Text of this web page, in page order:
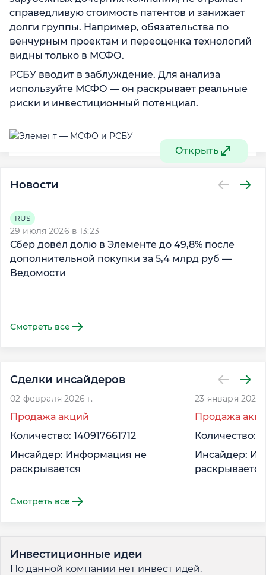
справедливую стоимость патентов и занижает
долги группы. Например, обязательства по
венчурным проектам и переоценка технологий
видны только в МСФО.
РСБУ вводит в заблуждение. Для анализа
используйте МСФО — он раскрывает реальные
риски и инвестиционный потенциал.
Открыть
Новости
RUS
29 июля 2026 в 13:23
Сбер довёл долю в Элементе до 49,8% после
дополнительной покупки за 5,4 млрд руб —
Ведомости
Смотреть все
Сделки инсайдеров
02 февраля 2026 г.
Продажа акций
Количество: 140917661712
Инсайдер: Информация не
раскрывается
23 января 2026
Продажа
Количество: -
Инсайдер:
раскрывается
Смотреть все
Инвестиционные идеи
По данной компании нет инвест идей.